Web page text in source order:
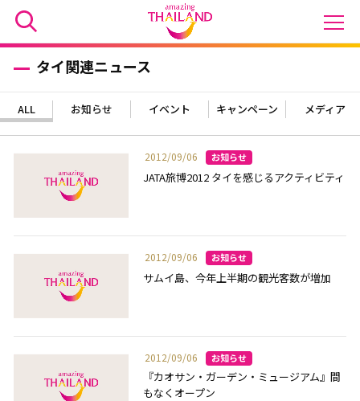
タイ関連ニュース
ALL お知らせ イベント キャンペーン メディア
2012/09/06
JATA旅博2012 タイを感じるアクティビティ
2012/09/06
サムイ島、今年上半期の観光客数が増加
2012/09/06
『カオサン・ガーデン・ミュージアム』間
もなくオープン